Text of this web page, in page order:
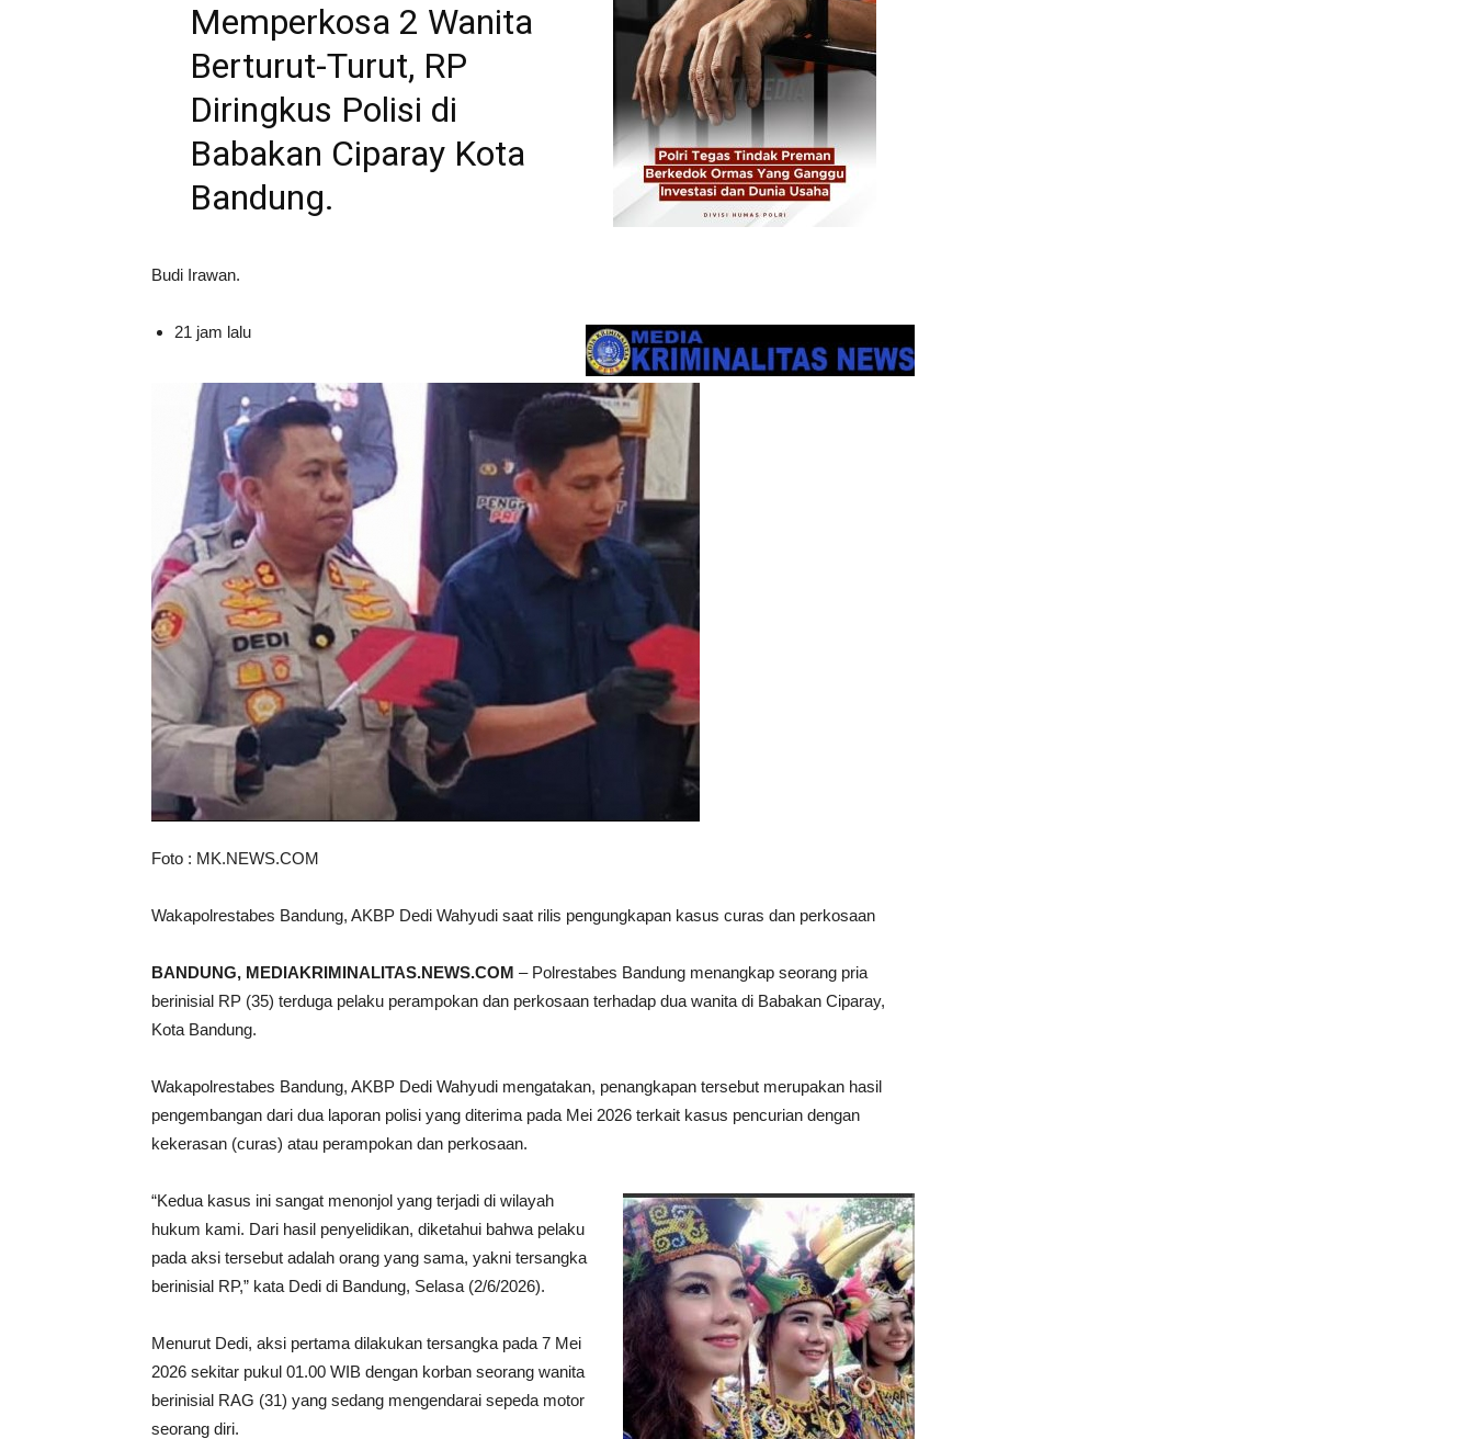
Memperkosa 2 Wanita
Berturut-Turut, RP
Diringkus Polisi di
Babakan Ciparay Kota
Bandung.
Budi Irawan.
21 jam lalu
Foto : MK.NEWS.COM
Wakapolrestabes Bandung, AKBP Dedi Wahyudi saat rilis pengungkapan kasus curas dan perkosaan
BANDUNG, MEDIAKRIMINALITAS.NEWS.COM – Polrestabes Bandung menangkap seorang pria
berinisial RP (35) terduga pelaku perampokan dan perkosaan terhadap dua wanita di Babakan Ciparay,
Kota Bandung.
Wakapolrestabes Bandung, AKBP Dedi Wahyudi mengatakan, penangkapan tersebut merupakan hasil
pengembangan dari dua laporan polisi yang diterima pada Mei 2026 terkait kasus pencurian dengan
kekerasan (curas) atau perampokan dan perkosaan.
“Kedua kasus ini sangat menonjol yang terjadi di wilayah
hukum kami. Dari hasil penyelidikan, diketahui bahwa pelaku
pada aksi tersebut adalah orang yang sama, yakni tersangka
berinisial RP,” kata Dedi di Bandung, Selasa (2/6/2026).
Menurut Dedi, aksi pertama dilakukan tersangka pada 7 Mei
2026 sekitar pukul 01.00 WIB dengan korban seorang wanita
berinisial RAG (31) yang sedang mengendarai sepeda motor
seorang diri.